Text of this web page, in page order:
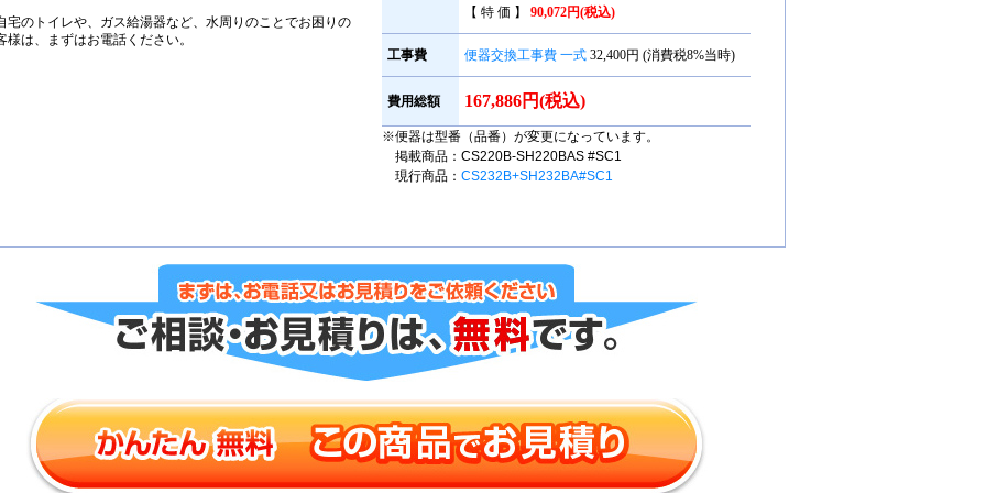
宅のトイレや、ガス給湯器など、水周りのことでお困りの
様は、まずはお電話ください。
【 特 価 】 90,072円(税込)
工事費 便器交換工事費 一式 32,400円 (消費税8%当時)
費用総額 167,886円(税込)
※便器は型番（品番）が変更になっています。
掲載商品：CS220B-SH220BAS #SC1
現行商品： CS232B+SH232BA#SC1